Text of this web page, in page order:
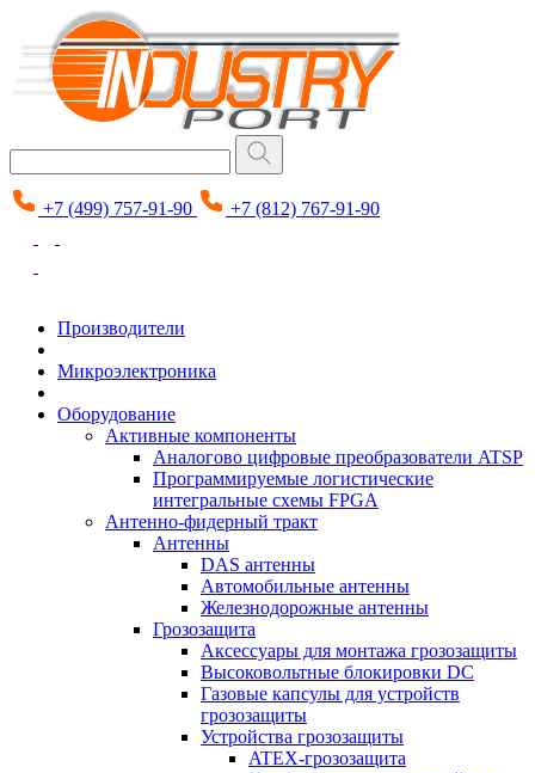
+7 (499) 757-91-90 +7 (812) 767-91-90
Производители
Микроэлектроника
Оборудование
Активные компоненты
Аналогово цифровые преобразователи ATSP
Программируемые логистические
интегральные схемы FPGA
Антенно-фидерный тракт
Антенны
DAS антенны
Автомобильные антенны
Железнодорожные антенны
Грозозащита
Аксессуары для монтажа грозозащиты
Высоковольтные блокировки DC
Газовые капсулы для устройств
грозозащиты
Устройства грозозащиты
ATEX-грозозащита